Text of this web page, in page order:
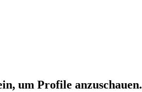
um Profile anzuschauen.